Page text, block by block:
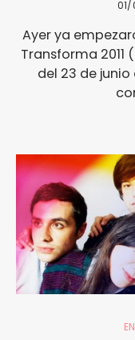
01/
Ayer ya
Transforma
del 23 de